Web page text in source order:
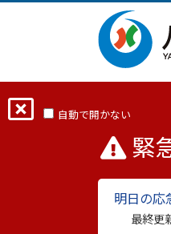
自動で開かない
緊
明日の応
最終更
八
最終更新日：